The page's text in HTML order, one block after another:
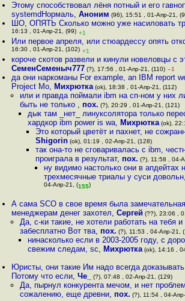
Этому способствовал лёня потный и его
systemdНормаль,Аноним (96), 15:51 , 01-Апр-21,
ШО, ОПЯТЬ Сколько можно уже насиловать
16:13 , 01-Апр-21, (99) +1
Или первое апреля, или стюардессу опять
16:30 , 01-Апр-21, (102) +1
короче скотов развели и кинули новеловцы с
СеменСеменыч777 (?), 17:56 , 01-Апр-21, (110) –1
да они наркоманы For example, an IBM report
Project Mo, Михрютка (ok), 18:38 , 01-Апр-21, (112)
или и правда поймали ibm на сп-ном у них
быть не только , пох. (?), 20:29 , 01-Апр-21, (121)
дык там _нет_ линуксолятора только
хардкор ibm power is wa, Михрютка(ok),
Это который цветёт и пахнет, не
Shigorin (ok), 01:19 , 02-Апр-21, (128)
так она-то не сговаривалась с ibm,
проиграла в результат, пох. (?), 11:58 , 04-
ну видимо настолько они в апдейтах
трехмесячные триалы у суси довольн,
04-Апр-21, (155)
А сама SCO в свое время была
менеджерам денег захотел,Сергей (??), 23:06 ,
Да, с-ки такие, не хотели работать на тебя и
забесплатно Вот тва, пох. (?), 11:53 , 04-Апр-21, (
нинасколько если в 2003-2005 году, с
свежим следам, sc, Михрютка(ok), 14:16 ,
Юристы, они такие Им надо всегда
Потому что если,Че_ (?), 07:48 , 02-Апр-21, (129)
Да, пырнул конкурента мечом, и нет
сожалению, еще древни, пох. (?), 11:54 , 04-